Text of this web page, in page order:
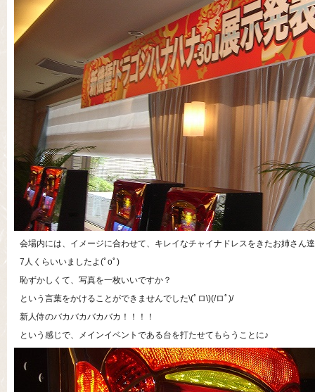
会場内には、イメージに合わせて、キレイなチャイナドレスをきたお姉さん
7人くらいいましたよ(ﾟoﾟ)
恥ずかしくて、写真を一枚いいですか？
という言葉をかけることができませんでした\(ﾟロ\)(/ロﾟ)/
新人侍のバカバカバカバカ！！！！
という感じで、メインイベントである台を打たせてもらうことに♪